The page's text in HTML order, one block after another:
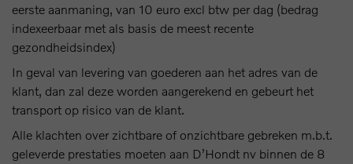
eerste aanmaning, van 10 euro excl btw per dag (bedrag
indexeerbaar met als basis de meest recente
gezondheidsindex)
In geval van levering van goederen aan het adres van de
klant, dan zal deze worden aangerekend en gebeurt het
transport op risico van de klant.
Alle klachten over zichtbare of onzichtbare gebreken m.b.t.
geleverde prestaties moeten aan D’Hondt nv binnen de 8